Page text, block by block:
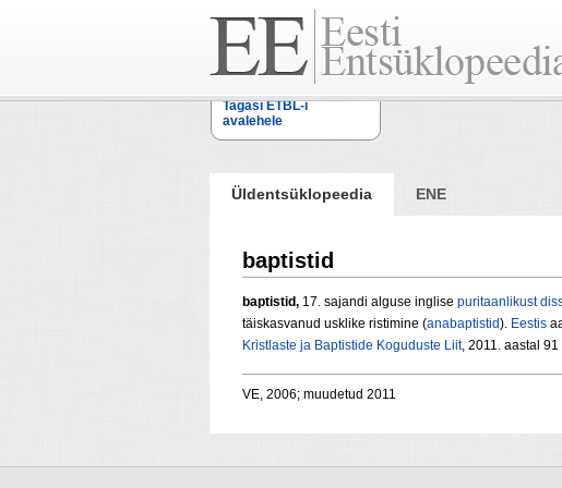
Tagasi ETBL-i
avalehele
Üldentsüklopeedia ENE
baptistid
baptistid, 17. sajandi alguse inglise puritaanlikust
täiskasvanud usklike ristimine (anabaptistid). Eestis
Kristlaste ja Baptistide Koguduste Liit, 2011. aastal
VE, 2006; muudetud 2011